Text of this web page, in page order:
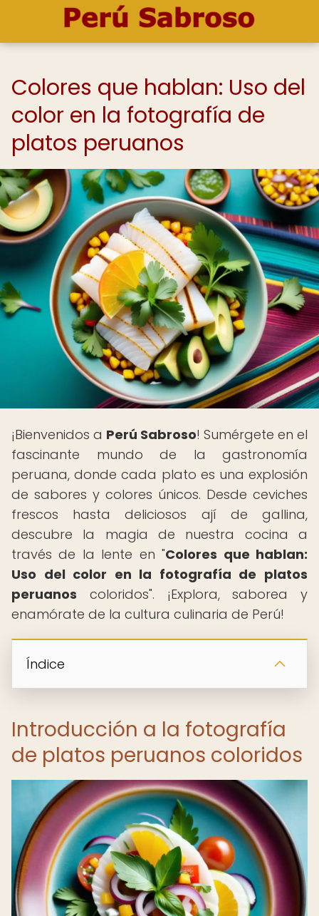
Colores que hablan: Uso del
color en la fotografía de
platos peruanos
¡Bienvenidos a Perú Sabroso! Sumérgete en el
fascinante mundo de la gastronomía
peruana, donde cada plato es una explosión
de sabores y colores únicos. Desde ceviches
frescos hasta deliciosos ají de gallina,
descubre la magia de nuestra cocina a
través de la lente en "Colores que hablan:
Uso del color en la fotografía de platos
peruanos coloridos". ¡Explora, saborea y
enamórate de la cultura culinaria de Perú!
Índice
Introducción a la fotografía
de platos peruanos coloridos